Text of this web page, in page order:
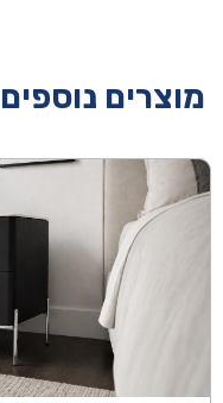
מוצרים